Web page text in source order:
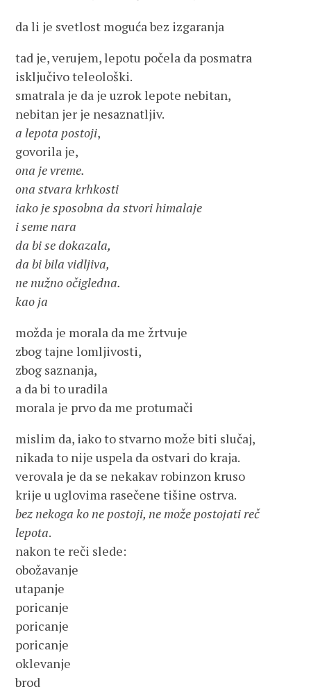
da li je svetlost moguća bez izgaranja
tad je, verujem, lepotu počela da posmatra
isključivo teleološki.
smatrala je da je uzrok lepote nebitan,
nebitan jer je nesaznatljiv.
a lepota postoji,
govorila je,
ona je vreme.
ona stvara krhkosti
iako je sposobna da stvori himalaje
i seme nara
da bi se dokazala,
da bi bila vidljiva,
ne nužno očigledna.
kao ja
možda je morala da me žrtvuje
zbog tajne lomljivosti,
zbog saznanja,
a da bi to uradila
morala je prvo da me protumači
mislim da, iako to stvarno može biti slučaj,
nikada to nije uspela da ostvari do kraja.
verovala je da se nekakav robinzon kruso
krije u uglovima rasečene tišine ostrva.
bez nekoga ko ne postoji, ne može postojati reč
lepota.
nakon te reči slede:
obožavanje
utapanje
poricanje
poricanje
poricanje
oklevanje
brod